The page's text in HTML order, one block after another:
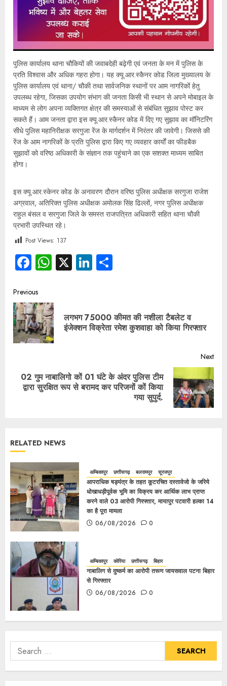
पुलिस कार्यालय थाना चौकियों की जवाबदेही बढ़ेगी एवं जनता के मन में पुलिस के
प्रति विश्वास और अधिक गहरा होगा। यह क्यू.आर.स्कैनर कोड जिला मुख्यालय के
पुलिस कार्यालय एवं थाना/ चौकी तथा सार्वजनिक स्थानों पर आम नागरिकों हेतु
उपलब्ध रहेगा, जिसका उपयोग संभाग की जनता किसी भी स्थान से अपने मोबाइल के
माध्यम से लोग अपना व्यक्तिगत क्षेत्र की समस्याओं से संबंधित सुझाव पोस्ट कर
सकते हैं। आम जनता द्वारा इस क्यू.आर.स्कैनर कोड में दिए गए सुझाव का मॉनिटरिंग
सीधे पुलिस महानिरीक्षक सरगुजा रेंज के मार्गदर्शन में निरंतर की जावेगी। जिससे की
रेंज के आम नागरिकों के प्रति पुलिस द्वारा किए गए व्यवहार कार्यों का फीडबैक
सुझावों को वरिष्ठ अधिकारी के संज्ञान तक पहुंचाने का एक सशक्त माध्यम साबित
होगा।
इस क्यू.आर.स्केनर कोड के अनावरण दौरान वरिष्ठ पुलिस अधीक्षक सरगुजा राजेश
अग्रवाल, अतिरिक्त पुलिस अधीक्षक अमोलक सिंह ढिल्लों, नगर पुलिस अधीक्षक
राहुल बंसल व सरगुजा जिले के समस्त राजपत्रित अधिकारी सहित थाना चौकी
प्रभारी उपस्थित रहे।
Post Views: 137
Facebook
WhatsApp
X LinkedIn
Previous
लगभग 75000 कीमत की नशीला टैबलेट व
इंजेक्शन विक्रेता रमेश कुशवाहा को किया गिरफ्तार
Next
02 गुम नाबालिगो कों 01 घंटे के अंदर पुलिस टीम
द्वारा सुरक्षित रूप से बरामद कर परिजनों कों किया
गया सुपुर्द.
RELATED NEWS
अम्बिकापुर छत्तीसगढ़ बलरामपुर सूरजपुर
आपराधिक षड्यंत्र के तहत कूटरचित दस्तावेजो के जरिये
धोखाधड़ीपूर्वक भूमि का विक्रय कर आर्थिक लाभ प्राप्त
करने वाले 03 आरोपी गिरफ्तार, मायापुर पटवारी हल्का 14
का है पूरा मामला
06/08/2026
0
अम्बिकापुर कोरिया छत्तीसगढ़ बिहार
नाबालिग से दुष्कर्म का आरोपी तरूण जायसवाल पटना बिहार
से गिरफ्तार
06/08/2026
0